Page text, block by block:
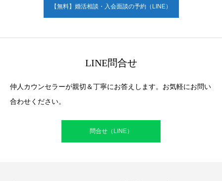
【無料】婚活相談・入会面談の予約（LINE）
LINE問合せ
仲人カウンセラーが親切＆丁寧にお答えします。お気軽にお問い
合わせください。
問合せ（LINE）